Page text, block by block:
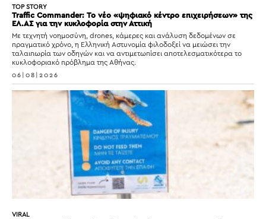
TOP STORY
Traffic Commander: Το νέο «ψηφιακό κέντρο επιχειρήσεων» της
ΕΛ.ΑΣ για την κυκλοφορία στην Αττική
Με τεχνητή νοημοσύνη, drones, κάμερες και ανάλυση δεδομένων σε
πραγματικό χρόνο, η Ελληνική Αστυνομία φιλοδοξεί να μειώσει την
ταλαιπωρία των οδηγών και να αντιμετωπίσει αποτελεσματικότερα το
κυκλοφοριακό πρόβλημα της Αθήνας.
06|08|2026
VIRAL